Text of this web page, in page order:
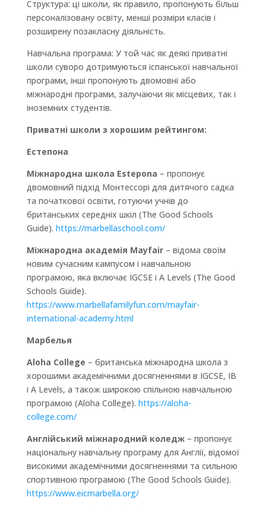
Структура: ці школи, як правило, пропонують більш
персоналізовану освіту, менші розміри класів і
розширену позакласну діяльність.
Навчальна програма: У той час як деякі приватні
школи суворо дотримуються іспанської навчальної
програми, інші пропонують двомовні або
міжнародні програми, залучаючи як місцевих, так і
іноземних студентів.
Приватні школи з хорошим рейтингом:
Естепона
Міжнародна школа Estepona – пропонує
двомовний підхід Монтессорі для дитячого садка
та початкової освіти, готуючи учнів до
британських середніх шкіл (The Good Schools
Guide). https://marbellaschool.com/
Міжнародна академія Mayfair– відома своїм
новим сучасним кампусом і навчальною
програмою, яка включає IGCSE і A Levels (The Good
Schools Guide).
https://www.marbellafamilyfun.com/mayfair-
international-academy.html
Марбелья
Aloha College – британська міжнародна школа з
хорошими академічними досягненнями в IGCSE, IB
і A Levels, а також широкою спільною навчальною
програмою (Aloha College). https://aloha-
college.com/
Англійський міжнародний коледж– пропонує
національну навчальну програму для Англії, відомої
високими академічними досягненнями та сильною
спортивною програмою (The Good Schools Guide).
https://www.eicmarbella.org/